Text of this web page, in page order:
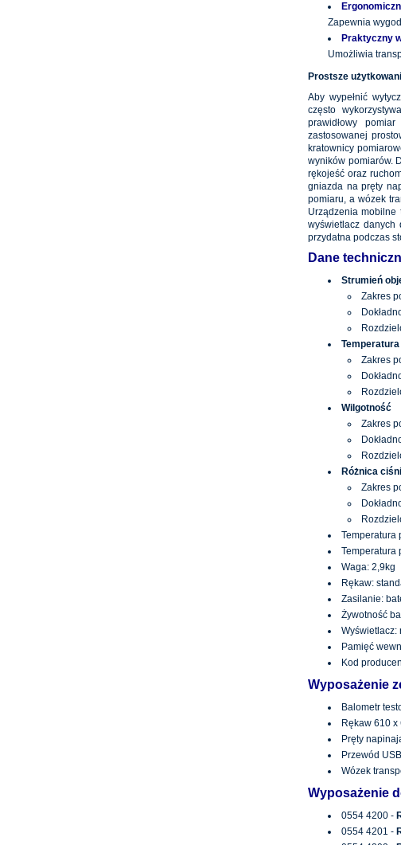
Zapewnia
Praktyczny
Umożliwia
Prostsze
Aby wypełnić
często
prawidłowy
zastosowanej
kratownicy
wyników pomiarów.
rękojeść oraz
gniazda na pręty
pomiaru, a wózek
Urządzenia mobilne
wyświetlacz
przydatna podczas
Dane
Strumień
Zakres
Temperatura
Zakres
Wilgotność
Zakres
Różnica
Zakres
Temperatura
Temperatura
Waga: 2,9kg
Rękaw:
Zasilanie:
Żywotność
Wyświetlacz:
Pamięć
Kod
Wyposażenie
Balometr
Rękaw 610 x
Pręty
Przewód
Wózek
Wyposażenie
0554 4200 -
0554 4201 -